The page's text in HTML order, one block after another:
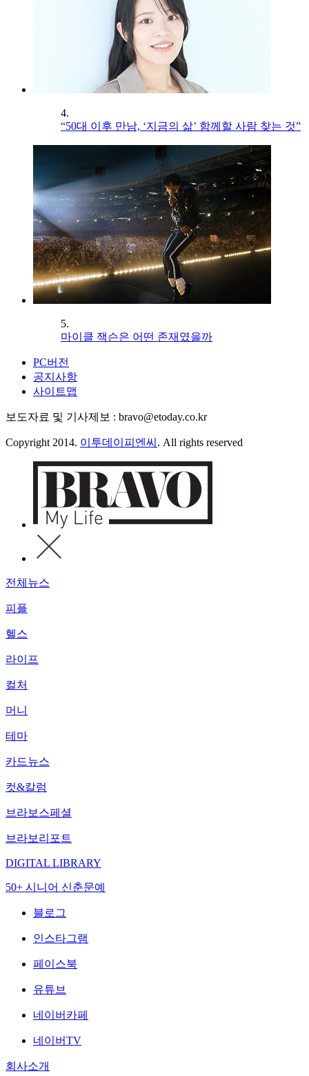
4.
“50대 이후 만남, ‘지금의 삶’ 함께할 사람 찾는 것”
5.
마이클 잭슨은 어떤 존재였을까
PC버전
공지사항
사이트맵
보도자료 및 기사제보 : bravo@etoday.co.kr
Copyright 2014. 이투데이피엔씨 . All rights reserved
전체뉴스
피플
헬스
라이프
컬처
머니
테마
카드뉴스
컷&칼럼
브라보스페셜
브라보리포트
DIGITAL LIBRARY
50+ 시니어 신춘문예
블로그
인스타그램
페이스북
유튜브
네이버카페
네이버TV
회사소개